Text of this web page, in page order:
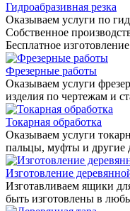
Гидроабразивная резка
Оказываем услуги по
Собственное
Бесплатное
Фрезерные работы
Оказываем услуги
изделия по чертежам и
Токарная обработка
Оказываем услуги
пальцы, муфты и другие
Изготовление
Изготавливаем ящики
быть изготовлены в